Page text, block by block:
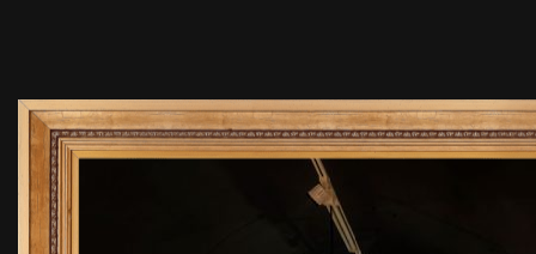
Nasze muzeum
Muzeum Dominikanów, mieszczące się w
murach krakowskiego klasztoru, prezentuje